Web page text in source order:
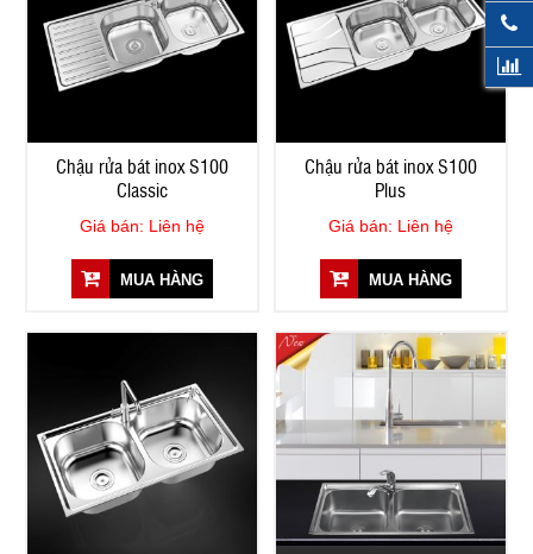
Chậu rửa bát inox S100
Classic
Giá bán: Liên hệ
MUA HÀNG
Chậu rửa bát inox S100
Plus
Giá bán: Liên hệ
MUA HÀNG